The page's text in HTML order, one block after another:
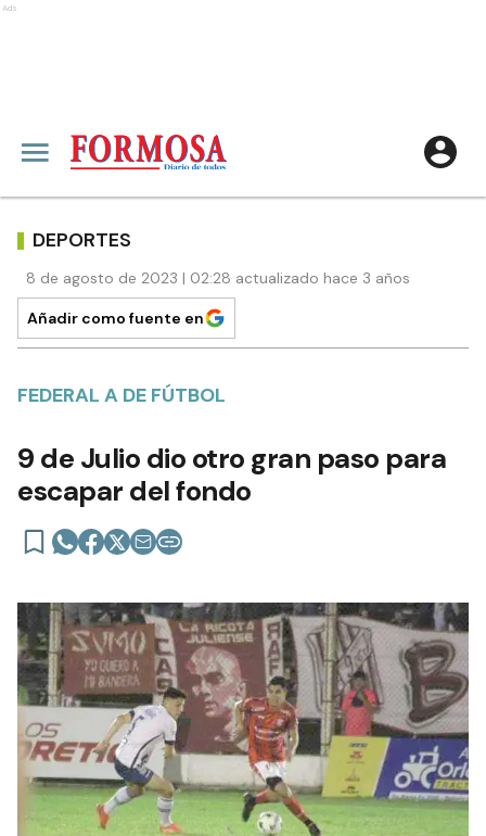
Ads
DEPORTES
8 de agosto de 2023 | 02:28 actualizado hace 3 años
Añadir como fuente en
FEDERAL A DE FÚTBOL
9 de Julio dio otro gran paso para
escapar del fondo